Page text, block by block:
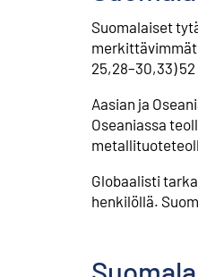
Suomalaiset
25,28–30,33)
Aasian ja
Oseaniassa
Globaalisti
henkilöllä.